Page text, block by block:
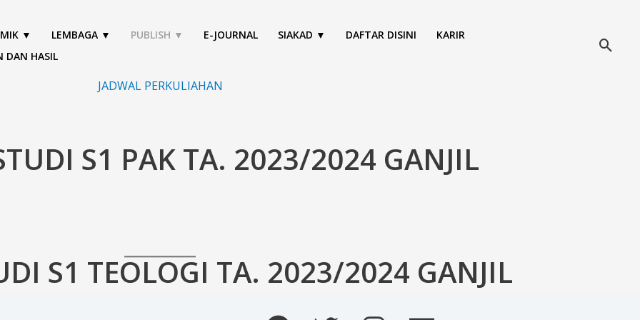
▼ LEMBAGA ▼ PUBLISH ▼ E-JOURNAL SIAKAD ▼ DAFTAR DISINI
KARIR
DAN HASIL
Cari
JADWAL PERKULIAHAN
S1 PAK TA. 2023/2024 GANJIL
S1 TEOLOGI TA. 2023/2024 GANJIL